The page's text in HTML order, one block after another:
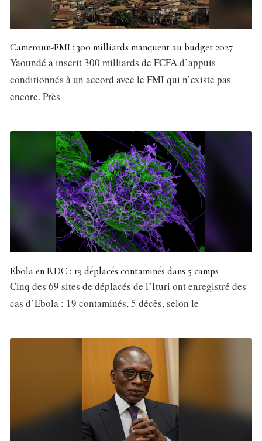
Cameroun-FMI : 300 milliards manquent au budget 2027
Yaoundé a inscrit 300 milliards de FCFA d’appuis
conditionnés à un accord avec le FMI qui n’existe pas
encore. Près
Ebola en RDC : 19 déplacés contaminés dans 5 camps
Cinq des 69 sites de déplacés de l’Ituri ont enregistré des
cas d’Ebola : 19 contaminés, 5 décès, selon le